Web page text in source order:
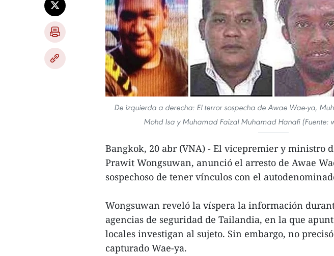
De izquierda a derecha: El terror sospecha de Awae Wae-ya,
Mohd Isa y Muhamad Faizal Muhamad Hanafi (Fuente:
Bangkok, 20 abr (VNA) - El vicepremier y ministro
Prawit Wongsuwan, anunció el arresto de Awae
sospechoso de tener vínculos con el
Wongsuwan reveló la víspera la información
agencias de seguridad de Tailandia, en la que
locales investigan al sujeto. Sin embargo, no
capturado Wae-ya.